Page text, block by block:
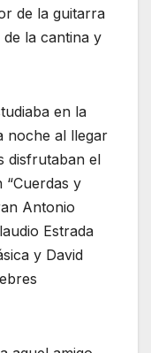
de la guitarra
la cantina y
en la
noche al llegar
disfrutaban el
y
Antonio
Estrada
y David